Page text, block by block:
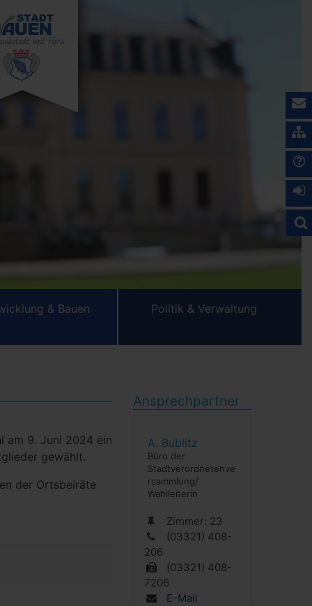
& Bauen Politik & Verwaltung
am 9. Juni 2024 ein
gewählt.
der Ortsbeiräte
Ansprechpartner
A. Bublitz
Büro der
Stadtverordnetenve
rsammlung/
Wahlleiterin
Zimmer: 23
(03321) 408-
206
(03321) 408-
7206
E-Mail